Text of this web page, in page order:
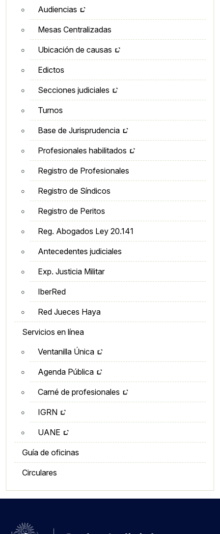
Audiencias
Mesas Centralizadas
Ubicación de causas
Edictos
Secciones judiciales
Turnos
Base de Jurisprudencia
Profesionales habilitados
Registro de Profesionales
Registro de Síndicos
Registro de Peritos
Reg. Abogados Ley 20.141
Antecedentes judiciales
Exp. Justicia Militar
IberRed
Red Jueces Haya
Servicios en línea
Ventanilla Única
Agenda Pública
Carné de profesionales
IGRN
UANE
Guía de oficinas
Circulares